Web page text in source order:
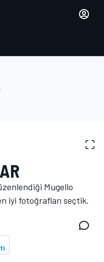
Mugello
iyi fotoğrafları seçtik.